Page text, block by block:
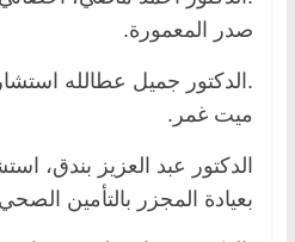
صدر المعمورة.
.الدكتور جميل عطالله
ميت غمر.
الدكتور عبد العزيز بندق،
بعيادة المجزر بالتأمين